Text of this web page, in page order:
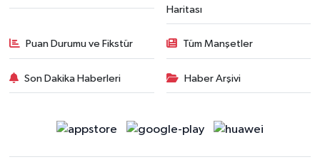
Haritası
Puan Durumu ve Fikstür Tüm Manşetler
Son Dakika Haberleri Haber Arşivi